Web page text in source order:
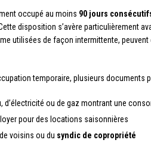
occupé au moins 90 jours
disposition s’avère particulièrement
utilisées de façon intermittente,
temporaire, plusieurs documents
d’électricité ou de gaz montrant une
pour des locations saisonnières
voisins ou du syndic de copropriété